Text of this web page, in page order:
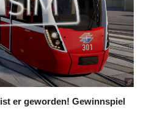
er geworden! Gewinnspiel